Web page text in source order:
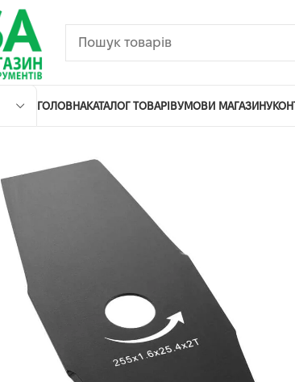
ГОЛОВНАКАТАЛОГ ТОВАРІВУМОВИ МАГАЗИНУ